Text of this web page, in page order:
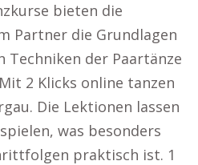
bieten die
Partner die Grundlagen
der Paartänze
2 Klicks online tanzen
Die Lektionen lassen
was besonders
praktisch ist. 1